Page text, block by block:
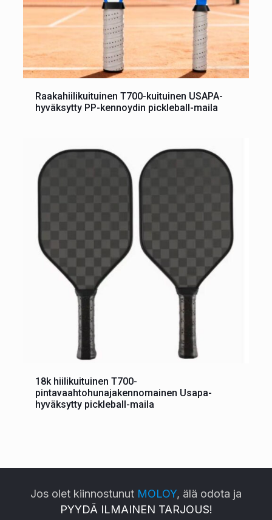
Raakahiilikuituinen T700-kuituinen USAPA-
hyväksytty PP-kennoydin pickleball-maila
18k hiilikuituinen T700-
pintavaahtohunajakennomainen Usapa-
hyväksytty pickleball-maila
Jos olet kiinnostunut MOLOY, älä odota ja
PYYDÄ ILMAINEN TARJOUS!